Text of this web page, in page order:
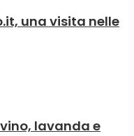
una visita nelle
lavanda e